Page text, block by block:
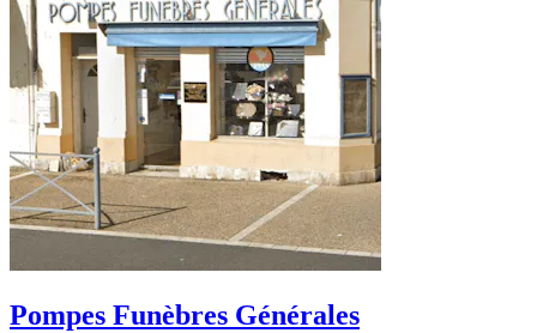
Pompes Funèbres Générales